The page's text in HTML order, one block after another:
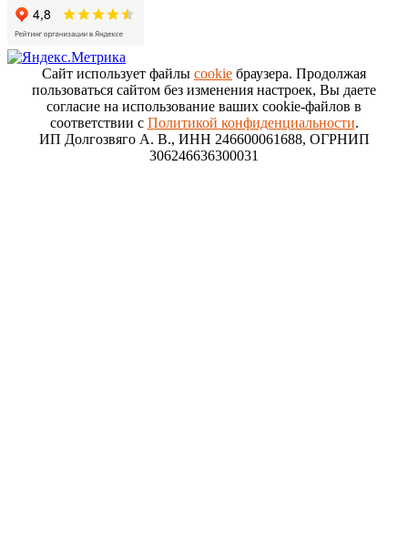
Сайт использует файлы cookie браузера. Продолжая
пользоваться сайтом без изменения настроек, Вы даете
согласие на использование ваших cookie-файлов в
соответствии с Политикой конфиденциальности.
ИП Долгозвяго А. В., ИНН 246600061688, ОГРНИП
306246636300031